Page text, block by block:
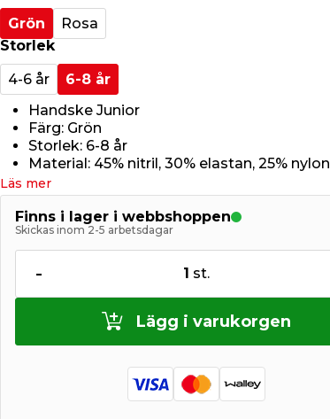
Grön
Rosa
Storlek
4-6 år
6-8 år
Handske Junior
Färg: Grön
Storlek: 6-8 år
Material: 45% nitril, 30% elastan, 25% nylon
Läs mer
Finns i lager i webbshoppen
Skickas inom 2-5 arbetsdagar
- 1 st.
Lägg i varukorgen